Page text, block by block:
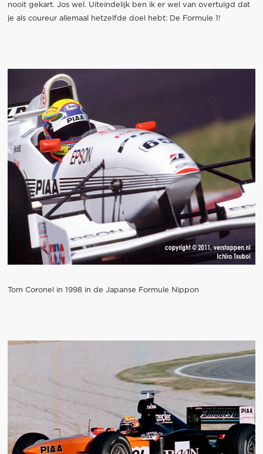
nooit gekart. Jos wel. Uiteindelijk ben ik er wel van overtuigd dat
je als coureur allemaal hetzelfde doel hebt: De Formule 1!
Tom Coronel in 1998 in de Japanse Formule Nippon